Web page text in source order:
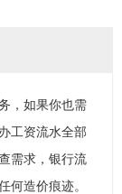
，如果你也需
工资流水全部
需求，银行流
何造价痕迹。